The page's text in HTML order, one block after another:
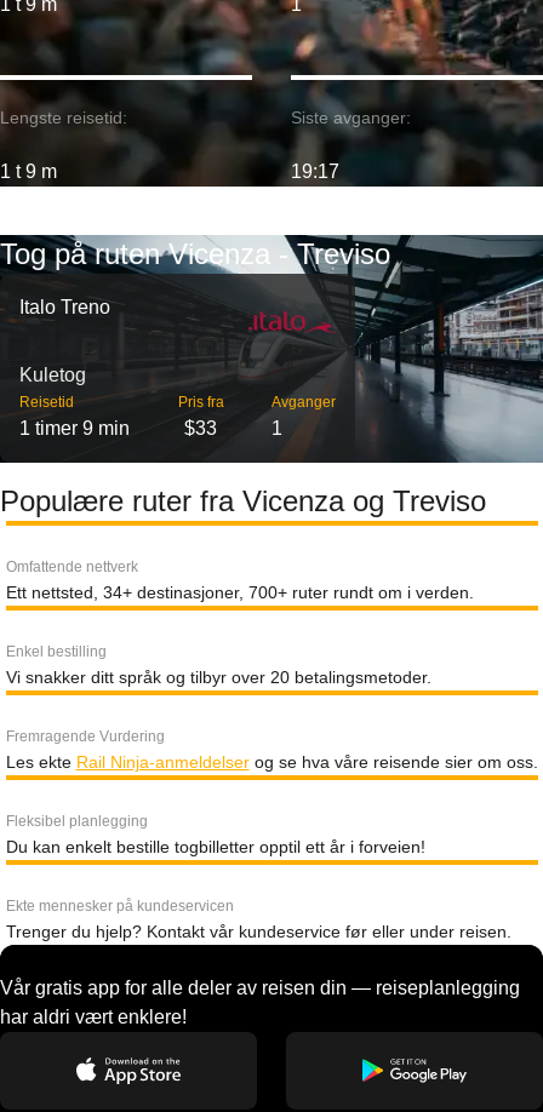
1 t 9 m
Lengste reisetid:
1 t 9 m
1
Siste avganger:
19:17
Tog på ruten Vicenza - Treviso
Italo Treno
Kuletog
Reisetid
1 timer 9 min
Pris fra
$33
Avganger
1
Populære ruter fra Vicenza og Treviso
Omfattende nettverk
Ett nettsted, 34+ destinasjoner, 700+ ruter rundt om i verden.
Enkel bestilling
Vi snakker ditt språk og tilbyr over 20 betalingsmetoder.
Fremragende Vurdering
Les ekte Rail Ninja-anmeldelserog se hva våre reisende sier om oss.
Fleksibel planlegging
Du kan enkelt bestille togbilletter opptil ett år i forveien!
Ekte mennesker på kundeservicen
Trenger du hjelp? Kontakt vår kundeservice før eller under reisen.
Vår gratis app for alle deler av reisen din — reiseplanlegging
har aldri vært enklere!